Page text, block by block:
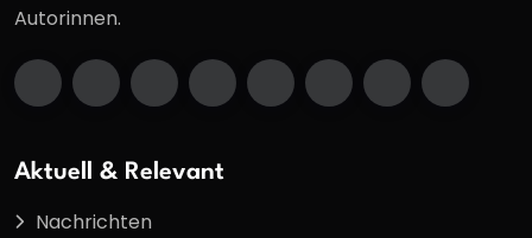
Autorinnen.
Aktuell & Relevant
Nachrichten